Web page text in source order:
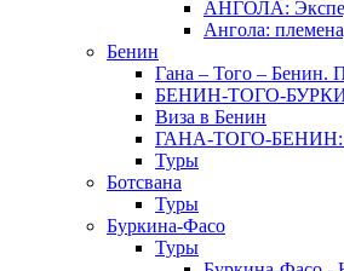
АНГОЛА:
Ангола:
Бенин
Гана – Того – Бенин.
БЕНИН-ТОГО-
Виза в Бенин
ГАНА-ТОГО-БЕНИН:
Туры
Ботсвана
Туры
Буркина-Фасо
Туры